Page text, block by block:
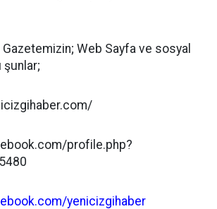
Web Sayfa ve sosyal
şunlar;
profile.php?
yenicizgihaber